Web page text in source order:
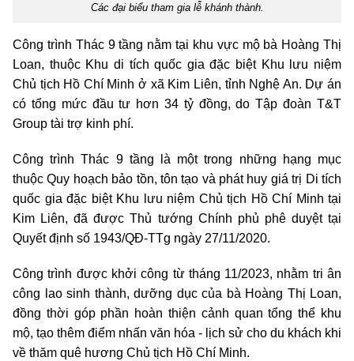
Các đại biểu tham gia lễ khánh thành.
Công trình Thác 9 tầng nằm tại khu vực mộ bà Hoàng Thị
Loan, thuộc Khu di tích quốc gia đặc biệt Khu lưu niệm
Chủ tịch Hồ Chí Minh ở xã Kim Liên, tỉnh Nghệ An. Dự án
có tổng mức đầu tư hơn 34 tỷ đồng, do Tập đoàn T&T
Group tài trợ kinh phí.
Công trình Thác 9 tầng là một trong những hạng mục
thuộc Quy hoạch bảo tồn, tôn tạo và phát huy giá trị Di tích
quốc gia đặc biệt Khu lưu niệm Chủ tịch Hồ Chí Minh tại
Kim Liên, đã được Thủ tướng Chính phủ phê duyệt tại
Quyết định số 1943/QĐ-TTg ngày 27/11/2020.
Công trình được khởi công từ tháng 11/2023, nhằm tri ân
công lao sinh thành, dưỡng dục của bà Hoàng Thị Loan,
đồng thời góp phần hoàn thiện cảnh quan tổng thể khu
mộ, tạo thêm điểm nhấn văn hóa - lịch sử cho du khách khi
về thăm quê hương Chủ tịch Hồ Chí Minh.